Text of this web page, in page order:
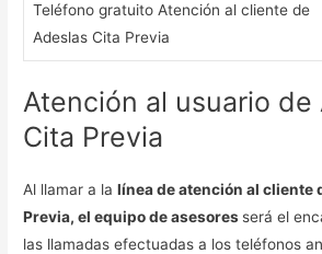
Teléfono gratuito Atención al cliente de
Adeslas Cita Previa
Atención al usuario de
Cita Previa
Al llamar a lalínea de atención al cliente
Previa, el equipo de asesores será el
las llamadas efectuadas a los teléfonos